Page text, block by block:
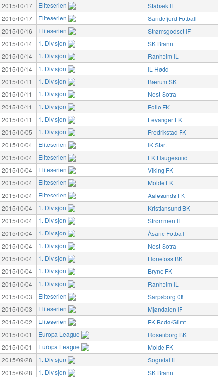
2015/10/17
Eliteserien
Stabæk IF
2015/10/17
Eliteserien
Sandefjord Fotball
2015/10/16
Eliteserien
Strømsgodset IF
2015/10/14
1. Divisjon
SK Brann
2015/10/14
1. Divisjon
Ranheim IL
2015/10/14
1. Divisjon
IL Hødd
2015/10/11
1. Divisjon
Bærum SK
2015/10/11
1. Divisjon
Nest-Sotra
2015/10/11
1. Divisjon
Follo FK
2015/10/11
1. Divisjon
Levanger FK
2015/10/05
1. Divisjon
Fredrikstad FK
2015/10/04
Eliteserien
IK Start
2015/10/04
Eliteserien
FK Haugesund
2015/10/04
Eliteserien
Viking FK
2015/10/04
Eliteserien
Molde FK
2015/10/04
Eliteserien
Aalesunds FK
2015/10/04
1. Divisjon
Kristiansund BK
2015/10/04
1. Divisjon
Strømmen IF
2015/10/04
1. Divisjon
Åsane Fotball
2015/10/04
1. Divisjon
Nest-Sotra
2015/10/04
1. Divisjon
Hønefoss BK
2015/10/04
1. Divisjon
Bryne FK
2015/10/04
1. Divisjon
Ranheim IL
2015/10/03
Eliteserien
Sarpsborg 08
2015/10/03
Eliteserien
Mjøndalen IF
2015/10/02
Eliteserien
FK Bodø/Glimt
2015/10/01
Europa League
Rosenborg BK
2015/10/01
Europa League
Molde FK
2015/09/28
1. Divisjon
Sogndal IL
2015/09/28
1. Divisjon SK Brann